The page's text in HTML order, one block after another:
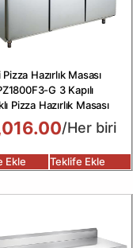
Hazırlık Masası
G 3 Kapılı
Pizza Hazırlık Masası
/Her biri
Ekle Teklife Ekle